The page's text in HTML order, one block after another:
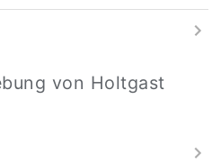
von Holtgast